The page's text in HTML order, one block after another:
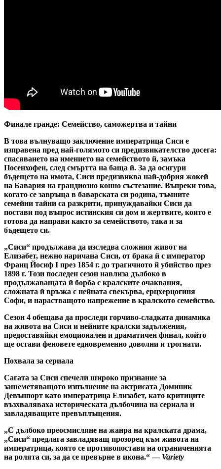
Финале гранде: Семейство, саможертва и тайни
В това вълнуващо заключение императрица Сиси е
изправена пред най-голямото си предизвикателство досега:
спасяването на имението на семейството й, замъка
Посенхофен, след смъртта на баща й. За да осигури
бъдещето на имота, Сиси предизвиква най-добрия жокей
на Бавария на грандиозно конно състезание. Въпреки това,
когато се завръща в баварската си родина, тъмните
семейни тайни са разкрити, принуждавайки Сиси да
постави под въпрос истинския си дом и жертвите, които е
готова да направи както за семейството, така и за
бъдещето си.
„Сиси“ продължава да изследва сложния живот на
Елизабет, нежно наричана Сиси, от брака й с император
Франц Йосиф I през 1854 г. до трагичното й убийство през
1898 г. Този последен сезон навлиза дълбоко в
продължаващата й борба с кралските очаквания,
сложната й връзка с нейната свекърва, ерцхерцогиня
Софи, и нарастващото напрежение в кралското семейство.
Сезон 4 обещава да проследи горчиво-сладката динамика
на живота на Сиси и нейните кралски задължения,
предоставяйки емоционален и драматичен финал, който
ще остави феновете едновременно доволни и трогнати.
Похвала за сериала
Сагата за Сиси спечели широко признание за
зашеметяващото изпълнение на актрисата Доминик
Девънпорт като императрица Елизабет, като критиците
възхваляваха историческата дълбочина на сериала и
завладяващите превъплъщения.
„С дълбоко преосмисляне на жанра на кралската драма,
„Сиси“ предлага завладяващ прозорец към живота на
императрица, която се противопостави на ограниченията
на ролята си, за да се превърне в икона.“ — Variety